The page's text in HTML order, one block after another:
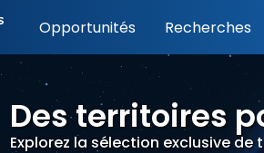
Opportunités Recherches
Des territoires
Explorez la sélection exclusive